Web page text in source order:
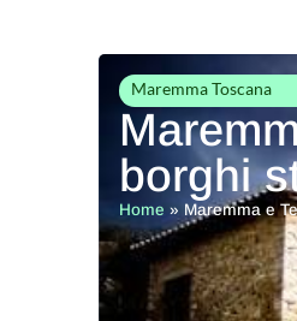
Maremma Toscana
borghi
Home » Maremma e